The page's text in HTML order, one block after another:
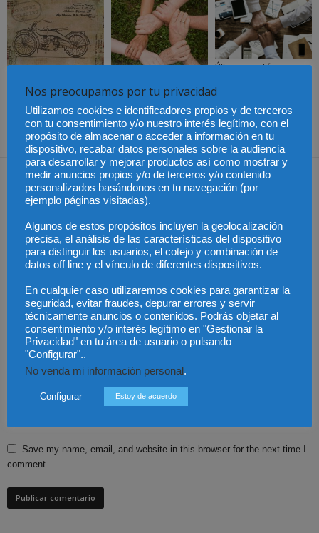
propiedad intelectual en
el extranjero: claves
aprueba el informe al
anteproyecto de Ley de
unanimidad
Últimas modificaciones
Dejar una respuesta
Save my name, email, and website in this browser for the next time I
comment.
Nos preocupamos por tu privacidad
Utilizamos cookies e identificadores propios y de terceros
con tu consentimiento y/o nuestro interés legítimo, con el
propósito de almacenar o acceder a información en tu
dispositivo, recabar datos personales sobre la audiencia
para desarrollar y mejorar productos así como mostrar y
medir anuncios propios y/o de terceros y/o contenido
personalizados basándonos en tu navegación (por
ejemplo páginas visitadas).
Algunos de estos propósitos incluyen la geolocalización
precisa, el análisis de las características del dispositivo
para distinguir los usuarios, el cotejo y combinación de
datos off line y el vínculo de diferentes dispositivos.
En cualquier caso utilizaremos cookies para garantizar la
seguridad, evitar fraudes, depurar errores y servir
técnicamente anuncios o contenidos. Podrás objetar al
consentimiento y/o interés legítimo en "Gestionar la
Privacidad" en tu área de usuario o pulsando
"Configurar"..
No venda mi información personal .
Configurar Estoy de acuerdo